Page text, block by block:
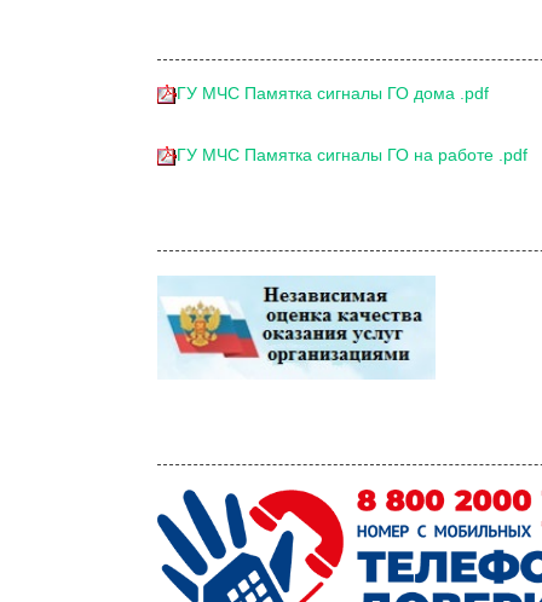
ГУ МЧС Памятка сигналы ГО дома .pdf
ГУ МЧС Памятка сигналы ГО на работе .pdf